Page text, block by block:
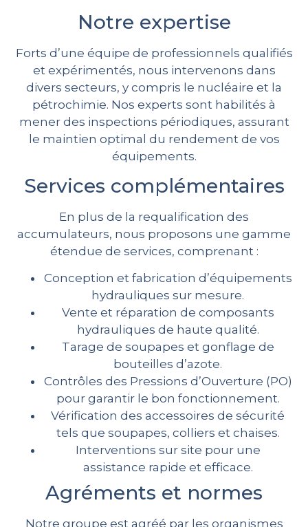
Notre expertise
Forts d’une équipe de professionnels qualifiés
et expérimentés, nous intervenons dans
divers secteurs, y compris le nucléaire et la
pétrochimie. Nos experts sont habilités à
mener des inspections périodiques, assurant
le maintien optimal du rendement de vos
équipements.
Services complémentaires
En plus de la requalification des
accumulateurs, nous proposons une gamme
étendue de services, comprenant :
Conception et fabrication d’équipements
hydrauliques sur mesure.
Vente et réparation de composants
hydrauliques de haute qualité.
Tarage de soupapes et gonflage de
bouteilles d’azote.
Contrôles des Pressions d’Ouverture (PO)
pour garantir le bon fonctionnement.
Vérification des accessoires de sécurité
tels que soupapes, colliers et chaises.
Interventions sur site pour une
assistance rapide et efficace.
Agréments et normes
Notre groupe est agréé par les organismes